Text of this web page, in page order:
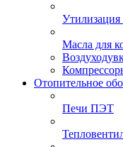
Утилизация
Масла для
Отопительное
Печи ПЭТ